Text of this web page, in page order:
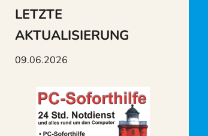
LETZTE
AKTUALISIERUNG
09.06.2026